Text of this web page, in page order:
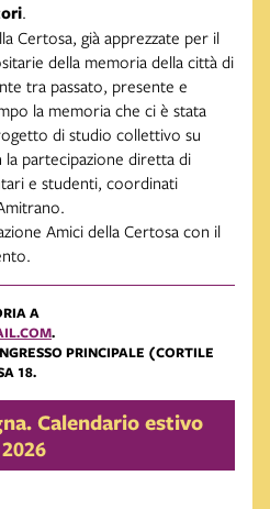
.
Certosa, già apprezzate per il
della memoria della città di
tra passato, presente e
la memoria che ci è stata
di studio collettivo su
partecipazione diretta di
e studenti, coordinati
Amici della Certosa con il
A
.
PRINCIPALE (CORTILE
18.
Calendario estivo
2026